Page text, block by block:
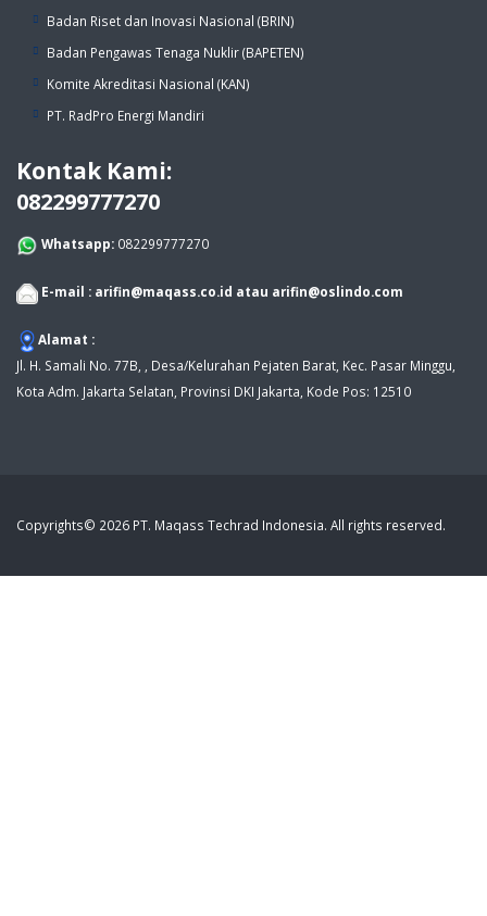
Badan Riset dan Inovasi Nasional (BRIN)
Badan Pengawas Tenaga Nuklir (BAPETEN)
Komite Akreditasi Nasional (KAN)
PT. RadPro Energi Mandiri
Kontak Kami:
082299777270
Whatsapp: 082299777270
E-mail : arifin@maqass.co.id atau arifin@oslindo.com
Alamat :
Jl. H. Samali No. 77B, , Desa/Kelurahan Pejaten Barat, Kec. Pasar Minggu,
Kota Adm. Jakarta Selatan, Provinsi DKI Jakarta, Kode Pos: 12510
Copyrights© 2026 PT. Maqass Techrad Indonesia. All rights reserved.